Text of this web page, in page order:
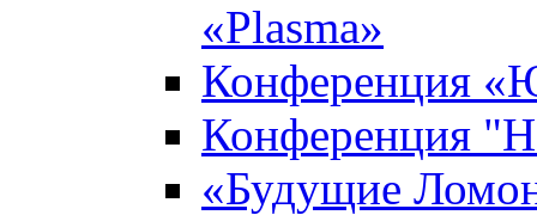
«Plasma»
Конференция
Конференция
«Будущие